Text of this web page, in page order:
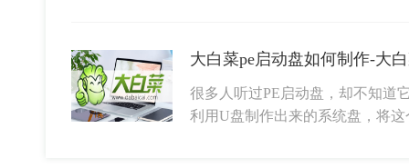
大白菜pe启动盘如何制作-大
很多人听过PE启动盘，却不知道
利用U盘制作出来的系统盘，将